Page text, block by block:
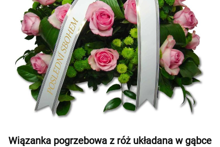
Wiązanka pogrzebowa z róż układana w gąbce